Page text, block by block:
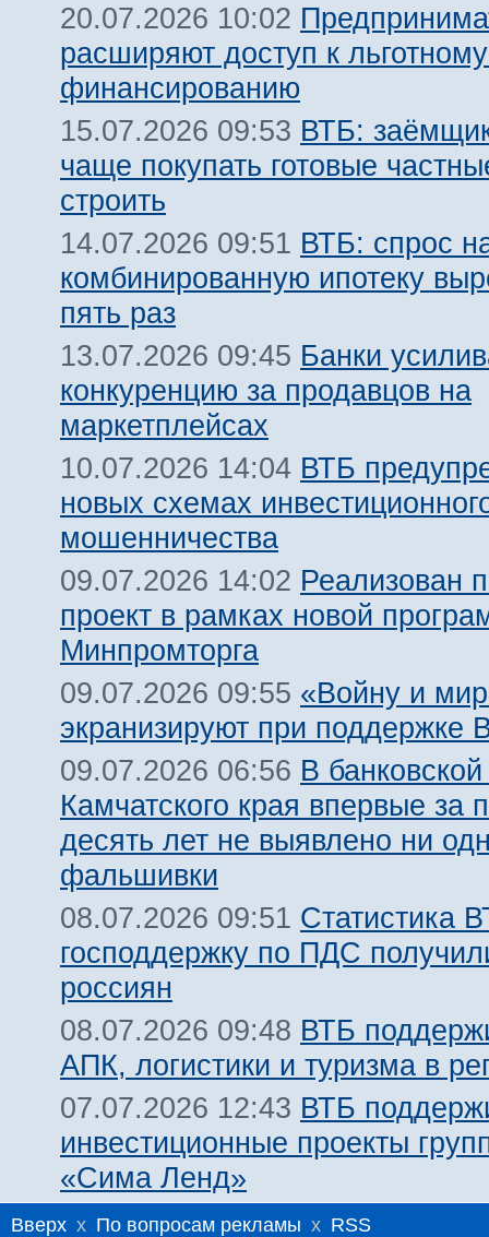
20.07.2026 10:02
расширяют доступ к
финансированию
15.07.2026 09:53 ВТБ:
чаще покупать готовые
строить
14.07.2026 09:51 ВТБ: спрос
комбинированную ипотеку
пять раз
13.07.2026 09:45 Банки
конкуренцию за продавцов на
маркетплейсах
10.07.2026 14:04 ВТБ
новых схемах
мошенничества
09.07.2026 14:02 Реализован
проект в рамках новой
Минпромторга
09.07.2026 09:55 «Войну и
экранизируют при поддержке
09.07.2026 06:56 В
Камчатского края впервые за
десять лет не выявлено ни
фальшивки
08.07.2026 09:51 Статистика
господдержку по ПДС
россиян
08.07.2026 09:48 ВТБ
АПК, логистики и туризма в
07.07.2026 12:43 ВТБ
инвестиционные проекты
«Сима Ленд»
Вверх x По вопросам рекламы x RSS